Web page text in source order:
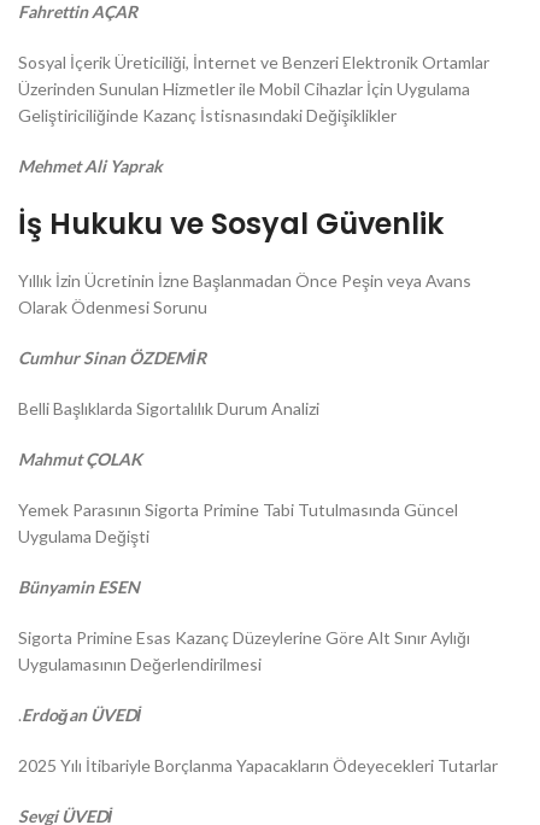
Fahrettin AÇAR
Sosyal İçerik Üreticiliği, İnternet ve Benzeri Elektronik Ortamlar
Üzerinden Sunulan Hizmetler ile Mobil Cihazlar İçin Uygulama
Geliştiriciliğinde Kazanç İstisnasındaki Değişiklikler
Mehmet Ali Yaprak
İş Hukuku ve Sosyal Güvenlik
Yıllık İzin Ücretinin İzne Başlanmadan Önce Peşin veya Avans
Olarak Ödenmesi Sorunu
Cumhur Sinan ÖZDEMİR
Belli Başlıklarda Sigortalılık Durum Analizi
Mahmut ÇOLAK
Yemek Parasının Sigorta Primine Tabi Tutulmasında Güncel
Uygulama Değişti
Bünyamin ESEN
Sigorta Primine Esas Kazanç Düzeylerine Göre Alt Sınır Aylığı
Uygulamasının Değerlendirilmesi
.Erdoğan ÜVEDİ
2025 Yılı İtibariyle Borçlanma Yapacakların Ödeyecekleri Tutarlar
Sevgi ÜVEDİ